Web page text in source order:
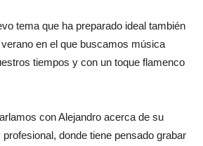
tema que ha preparado ideal también
en el que buscamos música
tiempos y con un toque flamenco
con Alejandro acerca de su
donde tiene pensado grabar